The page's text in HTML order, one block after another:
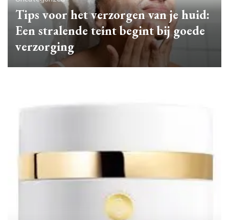
Tips voor het verzorgen van je huid:
Een stralende teint begint bij goede
verzorging